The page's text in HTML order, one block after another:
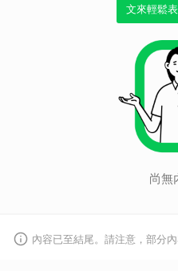
文來輕鬆
尚無
內容已至結尾。請注意，部分內